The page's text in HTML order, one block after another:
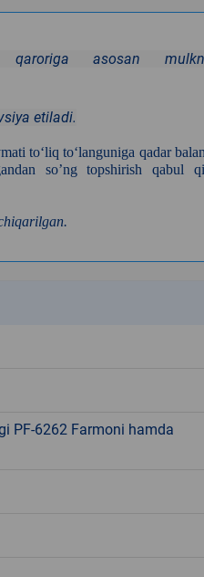
qaroriga asosan
etiladi.
to‘liq to‘languniga qadar
so’ng topshirish qabul
PF-6262 Farmoni hamda